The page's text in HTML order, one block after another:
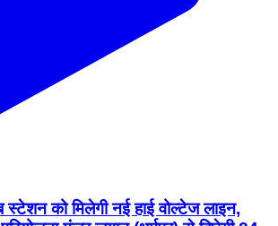
को मिलेगी नई हाई वोल्टेज लाइन,